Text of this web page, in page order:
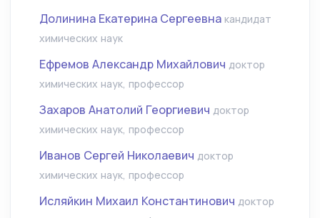
Долинина Екатерина Сергеевна кандидат
химических наук
Ефремов Александр Михайлович доктор
химических наук, профессор
Захаров Анатолий Георгиевич доктор
химических наук, профессор
Иванов Сергей Николаевич доктор
химических наук, профессор
Исляйкин Михаил Константинович доктор